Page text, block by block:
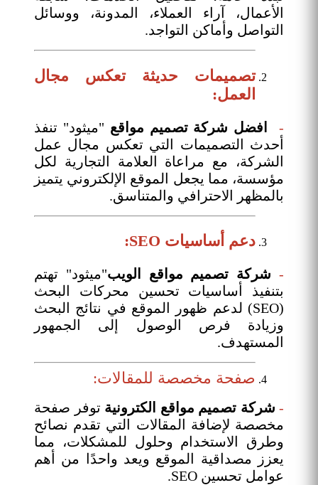
الأعمال، آراء العملاء، المدونة، ووسائل
التواصل وأماكن التواجد.
تصميمات حديثة تعكس مجال
العمل:
- افضل شركة تصميم مواقع "ميثود" تنفذ
أحدث التصميمات التي تعكس مجال عمل
الشركة، مع مراعاة العلامة التجارية لكل
مؤسسة، مما يجعل الموقع الإلكتروني يتميز
بالمظهر الاحترافي والمتناسق.
دعم أساسيات SEO:
- شركة تصميم مواقع الويب"ميثود" تهتم
بتنفيذ أساسيات تحسين محركات البحث
(SEO) لدعم ظهور الموقع في نتائج البحث
وزيادة فرص الوصول إلى الجمهور
المستهدف.
صفحة مخصصة للمقالات:
- شركة تصميم مواقع الكترونية توفر صفحة
مخصصة لإضافة المقالات التي تقدم نصائح
وطرق الاستخدام وحلول للمشكلات، مما
يعزز مصداقية الموقع ويعد واحدًا من أهم
عوامل تحسين SEO.